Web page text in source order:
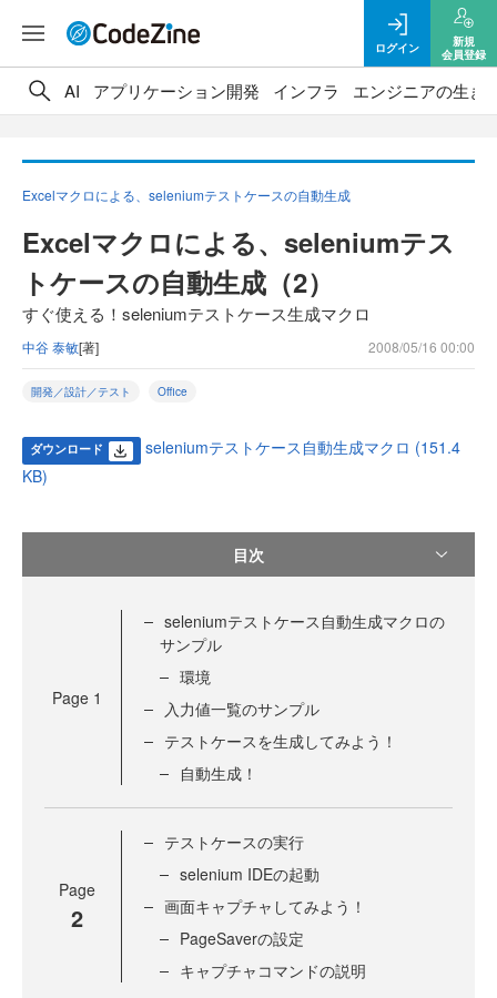
ログイン
新規
会員登録
AI アプリケーション開発 インフラ エンジニアの生き
Excelマクロによる、seleniumテストケースの自動生成
Excelマクロによる、seleniumテス
トケースの自動生成（2）
すぐ使える！seleniumテストケース生成マクロ
中谷 泰敏[著] 2008/05/16 00:00
開発／設計／テスト Office
ダウンロード
seleniumテストケース自動生成マクロ (151.4
KB)
目次
Page 1
seleniumテストケース自動生成マクロの
サンプル
環境
入力値一覧のサンプル
テストケースを生成してみよう！
自動生成！
Page
2
テストケースの実行
selenium IDEの起動
画面キャプチャしてみよう！
PageSaverの設定
キャプチャコマンドの説明